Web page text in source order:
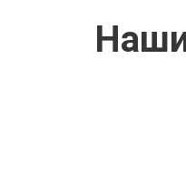
ул. Ложешникова 3А